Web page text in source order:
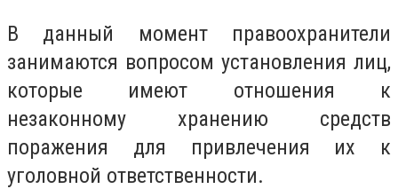
В данный момент правоохранители
занимаются вопросом установления лиц,
которые имеют отношения к
незаконному хранению средств
поражения для привлечения их к
уголовной ответственности.